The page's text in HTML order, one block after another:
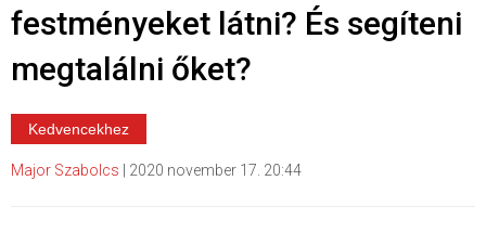
festményeket látni? És segíteni
megtalálni őket?
Kedvencekhez
Major Szabolcs | 2020 november 17. 20:44